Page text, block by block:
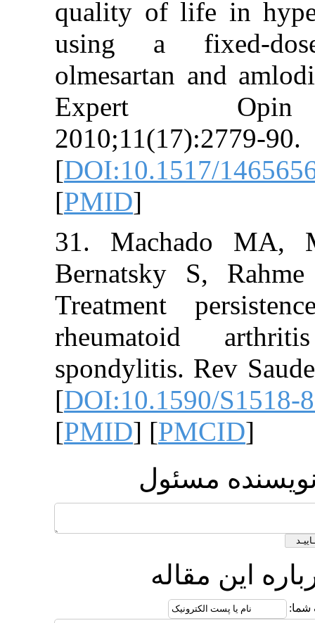
quality of life
using a
olmesartan
Expert
[DOI:10.1517/
[
31.
Bernatsky S,
Treatment
rheumatoid
spondylitis.
[DOI:10.1590/
[ PMID] [
مسئول
مقاله